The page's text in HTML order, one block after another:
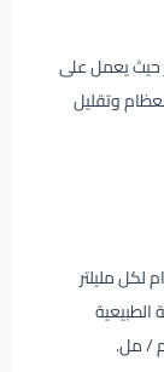
حيث يعمل على
وتقليل
لكل مليلتر
الطبيعية